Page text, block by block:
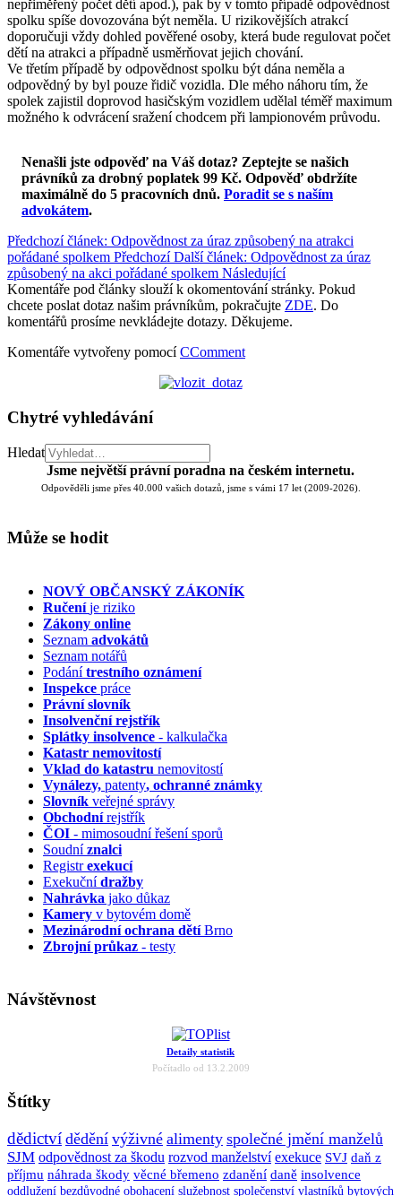
nepřiměřený počet dětí apod.), pak by v tomto případě odpovědnost
spolku spíše dovozována být neměla. U rizikovějších atrakcí
doporučuji vždy dohled pověřené osoby, která bude regulovat počet
dětí na atrakci a případně usměrňovat jejich chování.
Ve třetím případě by odpovědnost spolku být dána neměla a
odpovědný by byl pouze řidič vozidla. Dle mého náhoru tím, že
spolek zajistil doprovod hasičským vozidlem udělal téměř maximum
možného k odvrácení sražení chodcem při lampionovém průvodu.
Nenašli jste odpověď na Váš dotaz? Zeptejte se našich
právníků za drobný poplatek 99 Kč. Odpověď obdržíte
maximálně do 5 pracovních dnů. Poradit se s naším
advokátem.
Předchozí článek: Odpovědnost za úraz způsobený na atrakci
pořádané spolkem Předchozí Další článek: Odpovědnost za úraz
způsobený na akci pořádané spolkem Následující
Komentáře pod články slouží k okomentování stránky. Pokud
chcete poslat dotaz našim právníkům, pokračujte ZDE. Do
komentářů prosíme nevkládejte dotazy. Děkujeme.
Komentáře vytvořeny pomocíCComment
Chytré vyhledávání
Hledat
Jsme největší právní poradna na českém internetu.
Odpověděli jsme přes 40.000 vašich dotazů, jsme s vámi 17 let (2009-2026).
Může se hodit
NOVÝ OBČANSKÝ ZÁKONÍK
Ručeníje riziko
Zákony online
Seznam advokátů
Seznam notářů
Podánítrestního oznámení
Inspekce práce
Právní slovník
Insolvenčnírejstřík
Splátky insolvence - kalkulačka
Katastr nemovitostí
Vklad do katastru nemovitostí
Vynálezy, patenty, ochranné známky
Slovník veřejné správy
Obchodnírejstřík
ČOI - mimosoudní řešení sporů
Soudníznalci
Registrexekucí
Exekučnídražby
Nahrávka jako důkaz
Kamery v bytovém domě
Mezinárodní ochrana dětíBrno
Zbrojní průkaz - testy
Návštěvnost
Detaily statistik
Počítadlo od 13.2.2009
Štítky
dědictví dědění výživné alimenty společné jmění manželů
SJM odpovědnost za škodu rozvod manželství exekuce SVJ daň z
příjmu náhrada škody věcné břemeno zdanění daně insolvence
oddlužení bezdůvodné obohacení služebnost společenství vlastníků bytových